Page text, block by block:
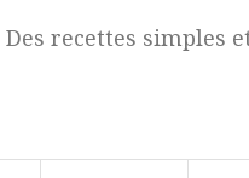
Des recettes simples